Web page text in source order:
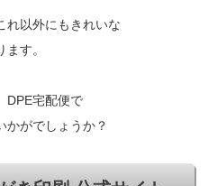
れ以外にもきれいな
す。
DPE宅配便で
かがでしょうか？